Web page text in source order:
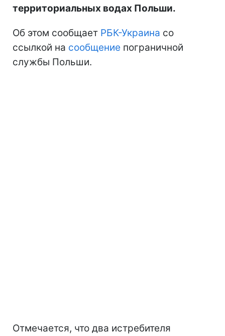
территориальных водах Польши.
Об этом сообщает РБК-Украина со
ссылкой на сообщение пограничной
службы Польши.
Отмечается, что два истребителя